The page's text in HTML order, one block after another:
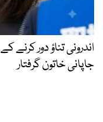
اندرونی تناؤ دور کرنے
جاپانی خاتون گرفتار